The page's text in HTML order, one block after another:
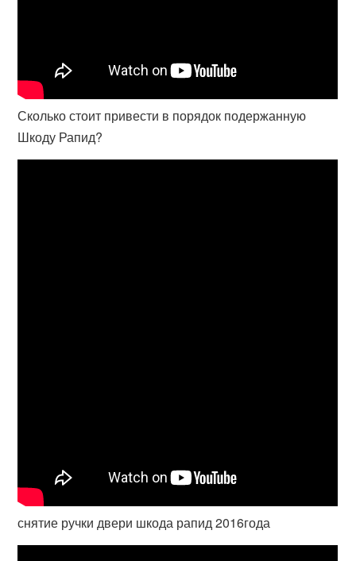
Сколько стоит привести в порядок подержанную
Шкоду Рапид?
снятие ручки двери шкода рапид 2016года